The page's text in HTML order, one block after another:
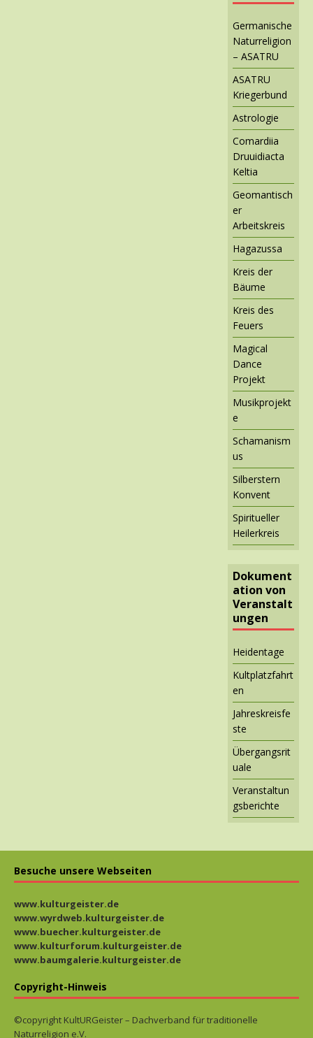
Germanische
Naturreligion
– ASATRU
ASATRU
Kriegerbund
Astrologie
Comardiia
Druuidiacta
Keltia
Geomantisch
er
Arbeitskreis
Hagazussa
Kreis der
Bäume
Kreis des
Feuers
Magical
Dance
Projekt
Musikprojekt
e
Schamanism
us
Silberstern
Konvent
Spiritueller
Heilerkreis
Dokument
ation von
Veranstalt
ungen
Heidentage
Kultplatzfahrt
en
Jahreskreisfe
ste
Übergangsrit
uale
Veranstaltun
gsberichte
Besuche unsere Webseiten
www.kulturgeister.de
www.wyrdweb.kulturgeister.de
www.buecher.kulturgeister.de
www.kulturforum.kulturgeister.de
www.baumgalerie.kulturgeister.de
Copyright-Hinweis
©copyright KultURGeister – Dachverband für traditionelle
Naturreligion e.V.